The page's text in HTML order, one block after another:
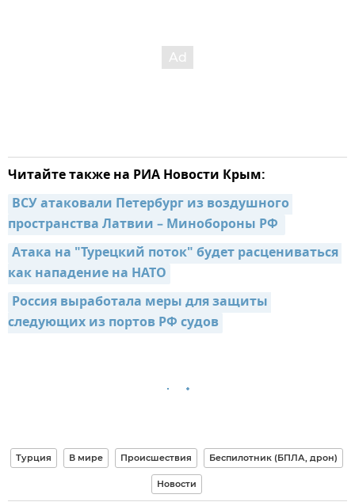
Читайте также на РИА Новости Крым:
ВСУ атаковали Петербург из воздушного
пространства Латвии – Минобороны РФ
Атака на "Турецкий поток" будет расцениваться
как нападение на НАТО
Россия выработала меры для защиты
следующих из портов РФ судов
Турция В мире Происшествия Беспилотник (БПЛА, дрон)
Новости